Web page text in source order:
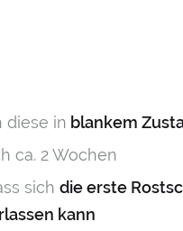
diese in blankem
ca. 2 Wochen
sich die erste
kann